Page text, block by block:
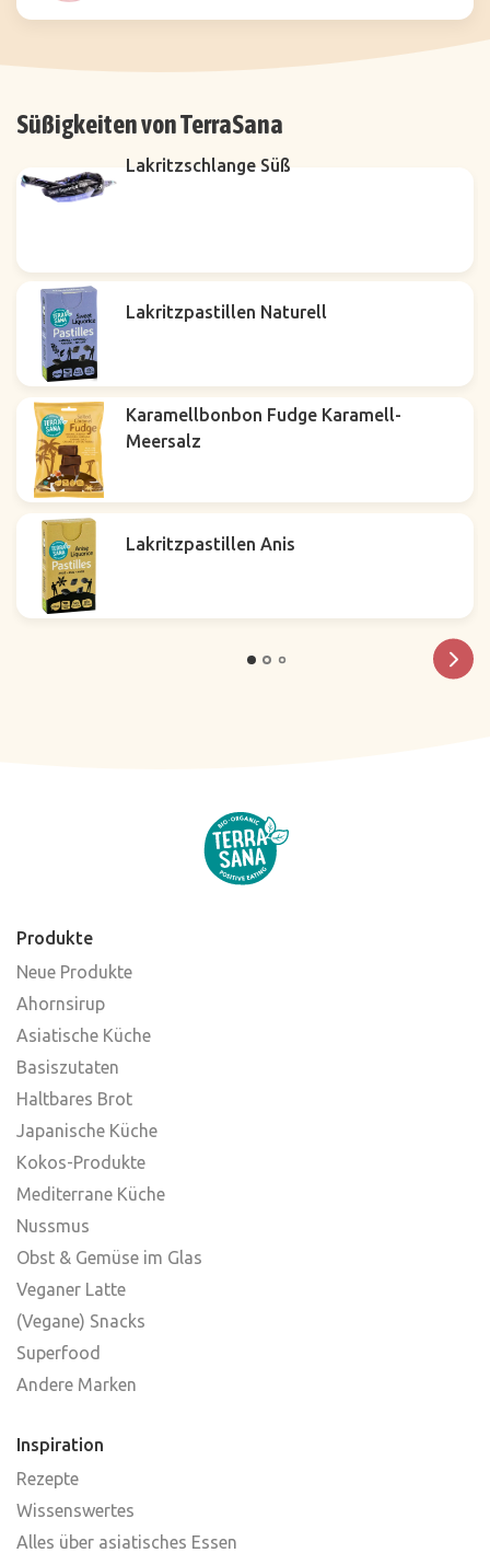
Süßigkeiten von TerraSana
Lakritzschlange Süß
Lakritzpastillen Naturell
Karamellbonbon Fudge Karamell-
Meersalz
Lakritzpastillen Anis
Produkte
Neue Produkte
Ahornsirup
Asiatische Küche
Basiszutaten
Haltbares Brot
Japanische Küche
Kokos-Produkte
Mediterrane Küche
Nussmus
Obst & Gemüse im Glas
Veganer Latte
(Vegane) Snacks
Superfood
Andere Marken
Inspiration
Rezepte
Wissenswertes
Alles über asiatisches Essen